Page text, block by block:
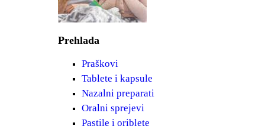
Prehlada
Praškovi
Tablete i kapsule
Nazalni preparati
Oralni sprejevi
Pastile i oriblete